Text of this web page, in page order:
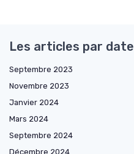
Les articles par date
Septembre 2023
Novembre 2023
Janvier 2024
Mars 2024
Septembre 2024
Décembre 2024